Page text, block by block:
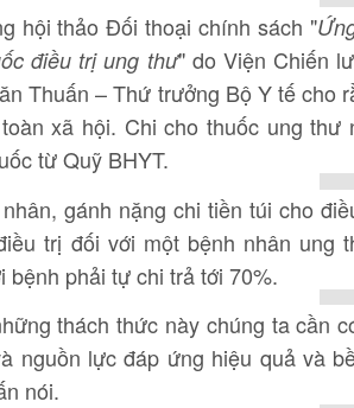
hội thảo Đối thoại chính sách "
điều trị ung thư" do Viện Chiến
Thuấn – Thứ trưởng Bộ Y tế
xã hội. Chi cho thuốc ung
từ Quỹ BHYT.
gánh nặng chi tiền túi cho
trị đối với một bệnh nhân ung
bệnh phải tự chi trả tới 70%.
thách thức này chúng ta cần
nguồn lực đáp ứng hiệu quả và
nói.